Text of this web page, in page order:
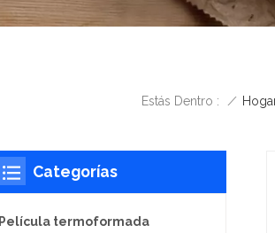
Estás Dentro : /
Categorías
Película termoformada